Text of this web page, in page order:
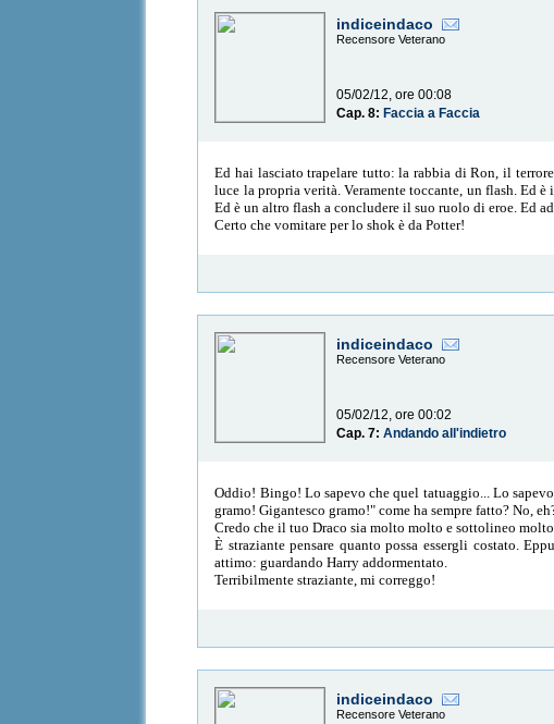
indiceindaco
Recensore Veterano
05/02/12, ore 00:08
Cap. 8: Faccia a Faccia
Ed hai lasciato trapelare tutto: la rabbia di Ron, il
luce la propria verità. Veramente toccante, un flash. Ed
Ed è un altro flash a concludere il suo ruolo di eroe. Ed
Certo che vomitare per lo shok è da Potter!
indiceindaco
Recensore Veterano
05/02/12, ore 00:02
Cap. 7:Andando all'indietro
Oddio! Bingo! Lo sapevo che quel tatuaggio... Lo
gramo! Gigantesco gramo!" come ha sempre fatto? No,
Credo che il tuo Draco sia molto molto e sottolineo
È straziante pensare quanto possa essergli costato.
attimo: guardando Harry addormentato.
Terribilmente straziante, mi correggo!
indiceindaco
Recensore Veterano